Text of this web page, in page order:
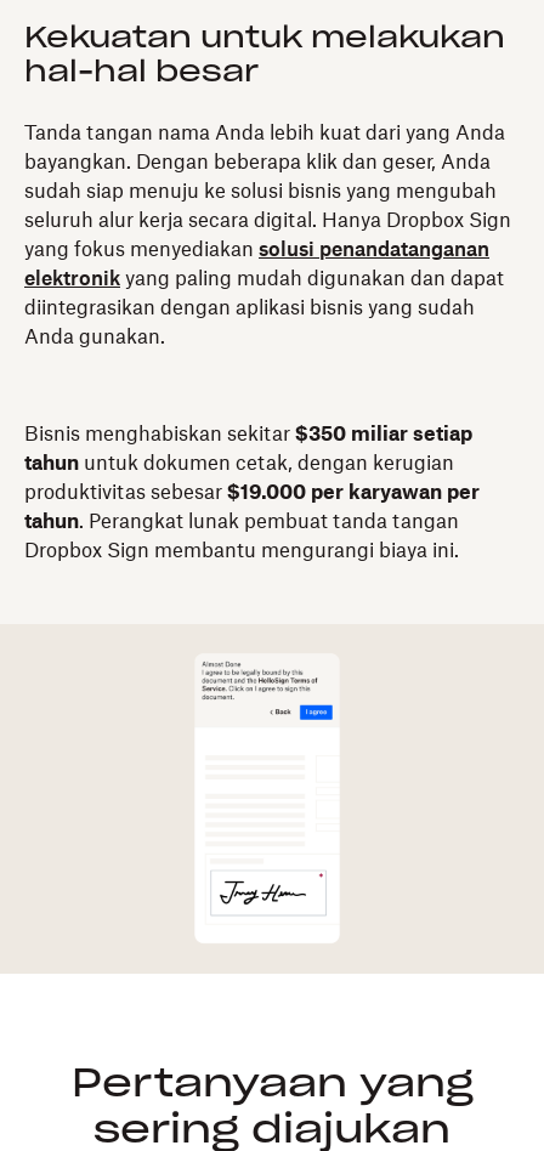
Kekuatan untuk melakukan
hal-hal besar
Tanda tangan nama Anda lebih kuat dari yang Anda
bayangkan. Dengan beberapa klik dan geser, Anda
sudah siap menuju ke solusi bisnis yang mengubah
seluruh alur kerja secara digital. Hanya Dropbox Sign
yang fokus menyediakan solusi penandatanganan
elektronik yang paling mudah digunakan dan dapat
diintegrasikan dengan aplikasi bisnis yang sudah
Anda gunakan.
Bisnis menghabiskan sekitar $350 miliar setiap
tahun untuk dokumen cetak, dengan kerugian
produktivitas sebesar $19.000 per karyawan per
tahun. Perangkat lunak pembuat tanda tangan
Dropbox Sign membantu mengurangi biaya ini.
Pertanyaan yang
sering diajukan